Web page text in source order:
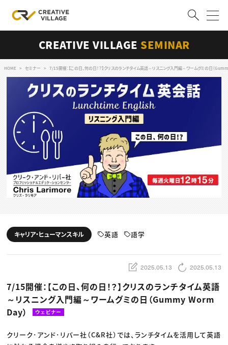
ログイン 会員登録
クリエイター求人を探す
CREATIVE JOB求人検索
特集求人
採用説明会
転職支援サービス
スキルアップしたい！
動画配信・映像制作
編集・ライティング
ディレクション
TOP Creator’s コラム トップ
Webクリエイター
ゲームクリエイター
クリエイターインタビュー
C＆R Magazine
セミナー
ニュース・トレンド トップ
Web
映像
ゲーム・エンタメ
広告
CREATIVE VILLAGEからのお知らせ
CREATIVE VILLAGE SEMINAR
HOME セミナー 7/15開催：【この日、何の日！？】クリスのランチタイム英語～リスニング入門編～ワームグミの日（
キャリア・ヒューマンスキル 英語 語学
2025.05.13 2025.05.13
7/15開催：【この日、何の日！？】クリスのランチタイム英語
～リスニング入門編～ワームグミの日（Gummy Worm
Day）
ウェビナー
クリーク･アンド･リバー社（C&R社）では、ランチタイムを活用して英語